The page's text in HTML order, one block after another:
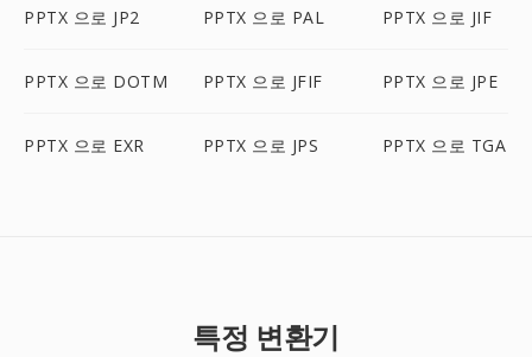
PPTX 으로 JP2 PPTX 으로 PAL PPTX 으로 JIF
PPTX 으로 DOTM PPTX 으로 JFIF PPTX 으로 JPE
PPTX 으로 EXR PPTX 으로 JPS PPTX 으로 TGA
특정 변환기